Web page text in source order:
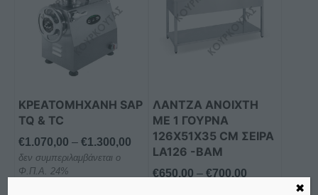
ΚΡΕΑΤΟΜΗΧΑΝΗ SAP
TQ & TC
€1.070,00 – €1.300,00 Price
range:
€1.070,00
δεν συμπεριλαμβάνεται ο
Φ.Π.Α. 24%
πολλαπλές
μπορούν
να
στη
σελίδα
ΛΑΝΤΖΑ ANOIXΤΗ
ΜΕ 1 ΓΟΥΡΝΑ
126X51X35 CM ΣΕΙΡΑ
LΑ126 -BAM
€650,00 – €700,00Price
έχει
παραλλαγές.
μπορούν
να
επιλεγούν
στη
σελίδα
✖